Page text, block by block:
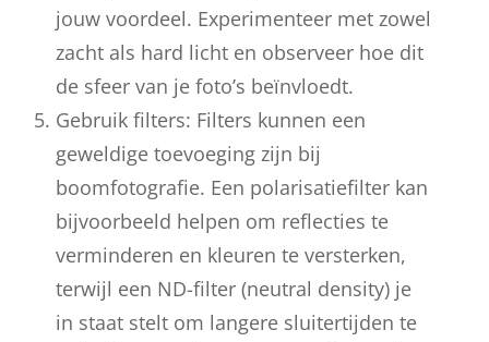
jouw voordeel. Experimenteer met zowel
zacht als hard licht en observeer hoe dit
de sfeer van je foto’s beïnvloedt.
Gebruik filters: Filters kunnen een
geweldige toevoeging zijn bij
boomfotografie. Een polarisatiefilter kan
bijvoorbeeld helpen om reflecties te
verminderen en kleuren te versterken,
terwijl een ND-filter (neutral density) je
in staat stelt om langere sluitertijden te